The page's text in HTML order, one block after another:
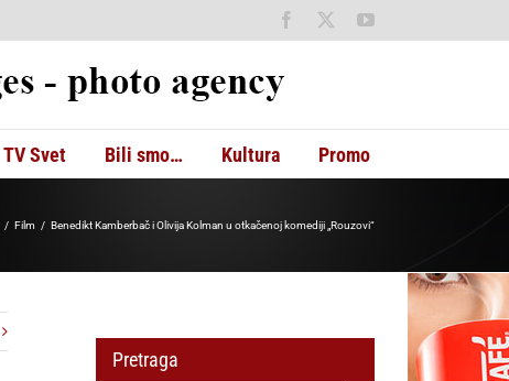
Facebook YouTube
TV Svet Bili smo… Kultura Promo
Film Benedikt Kamberbač i Olivija Kolman u otkačenoj komediji „Rouzovi“
Pretraga